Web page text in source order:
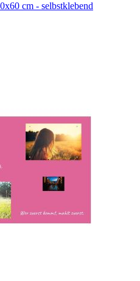
cm - selbstklebend